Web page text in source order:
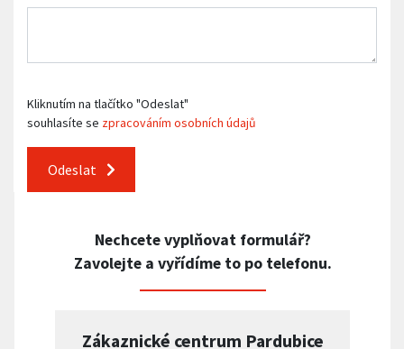
Kliknutím na tlačítko "Odeslat"
souhlasíte se zpracováním osobních údajů
Odeslat
Nechcete vyplňovat formulář?
Zavolejte a vyřídíme to po telefonu.
Zákaznické centrum Pardubice